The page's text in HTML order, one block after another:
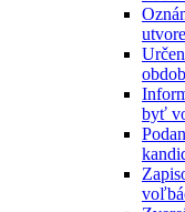
byť